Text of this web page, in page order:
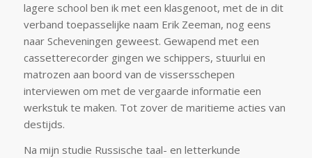
lagere school ben ik met een klasgenoot, met de in dit
verband toepasselijke naam Erik Zeeman, nog eens
naar Scheveningen geweest. Gewapend met een
cassetterecorder gingen we schippers, stuurlui en
matrozen aan boord van de vissersschepen
interviewen om met de vergaarde informatie een
werkstuk te maken. Tot zover de maritieme acties van
destijds.
Na mijn studie Russische taal- en letterkunde